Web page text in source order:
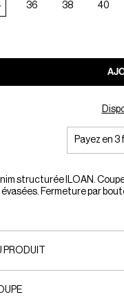
36 38 40
Payez en
structurée ILOAN.
Fermeture par
PRODUIT